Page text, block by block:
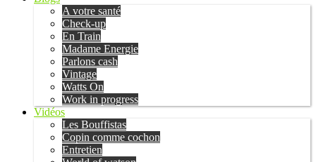
A votre santé
Check-up
En Train
Madame Energie
Parlons cash
Vintage
Watts On
Work in progress
Vidéos
Les Bouffistas
Copin comme cochon
Entretien